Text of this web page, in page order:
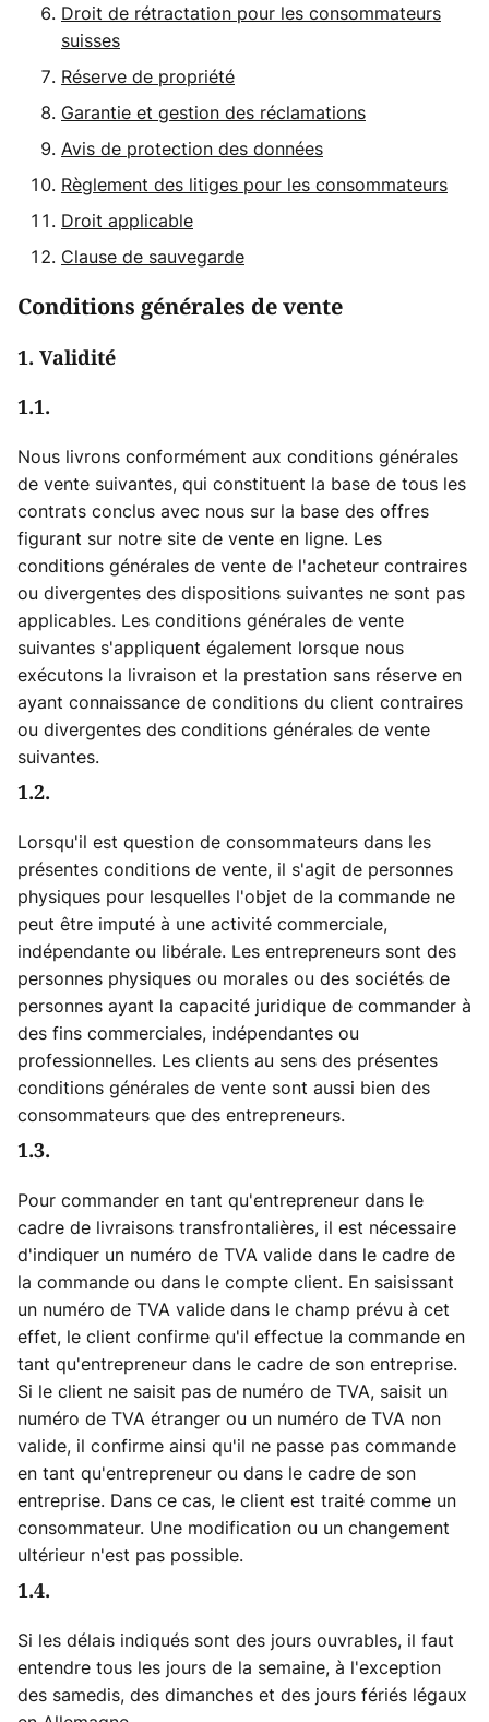
Droit de rétractation pour les consommateurs
suisses
Réserve de propriété
Garantie et gestion des réclamations
Avis de protection des données
Règlement des litiges pour les consommateurs
Droit applicable
Clause de sauvegarde
Conditions générales de vente
1. Validité
1.1.
Nous livrons conformément aux conditions générales
de vente suivantes, qui constituent la base de tous les
contrats conclus avec nous sur la base des offres
figurant sur notre site de vente en ligne. Les
conditions générales de vente de l'acheteur contraires
ou divergentes des dispositions suivantes ne sont pas
applicables. Les conditions générales de vente
suivantes s'appliquent également lorsque nous
exécutons la livraison et la prestation sans réserve en
ayant connaissance de conditions du client contraires
ou divergentes des conditions générales de vente
suivantes.
1.2.
Lorsqu'il est question de consommateurs dans les
présentes conditions de vente, il s'agit de personnes
physiques pour lesquelles l'objet de la commande ne
peut être imputé à une activité commerciale,
indépendante ou libérale. Les entrepreneurs sont des
personnes physiques ou morales ou des sociétés de
personnes ayant la capacité juridique de commander à
des fins commerciales, indépendantes ou
professionnelles. Les clients au sens des présentes
conditions générales de vente sont aussi bien des
consommateurs que des entrepreneurs.
1.3.
Pour commander en tant qu'entrepreneur dans le
cadre de livraisons transfrontalières, il est nécessaire
d'indiquer un numéro de TVA valide dans le cadre de
la commande ou dans le compte client. En saisissant
un numéro de TVA valide dans le champ prévu à cet
effet, le client confirme qu'il effectue la commande en
tant qu'entrepreneur dans le cadre de son entreprise.
Si le client ne saisit pas de numéro de TVA, saisit un
numéro de TVA étranger ou un numéro de TVA non
valide, il confirme ainsi qu'il ne passe pas commande
en tant qu'entrepreneur ou dans le cadre de son
entreprise. Dans ce cas, le client est traité comme un
consommateur. Une modification ou un changement
ultérieur n'est pas possible.
1.4.
Si les délais indiqués sont des jours ouvrables, il faut
entendre tous les jours de la semaine, à l'exception
des samedis, des dimanches et des jours fériés légaux